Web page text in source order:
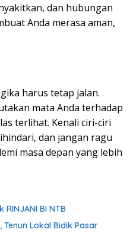
dan hubungan
Anda merasa aman,
harus tetap jalan.
mata Anda terhadap
terlihat. Kenali ciri-ciri
dan jangan ragu
masa depan yang lebih
BI NTB
Tenun Lokal Bidik Pasar